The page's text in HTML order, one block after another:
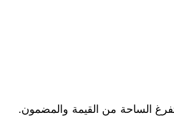
الساحة من القيمة والمضمون.